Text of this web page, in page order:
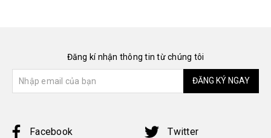
Đăng kí nhận thông tin từ chúng tôi
ĐĂNG KÝ NGAY
Facebook Twitter